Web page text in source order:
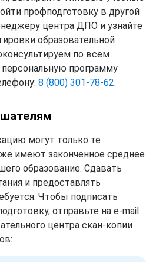
профподготовку в другой
центра ДПО и узнайте
образовательной
по всем
программу
8 (800) 301-78-62.
могут только те
имеют законченное среднее
образование. Сдавать
и предоставлять
Чтобы подписать
отправьте на e-mail
центра скан-копии